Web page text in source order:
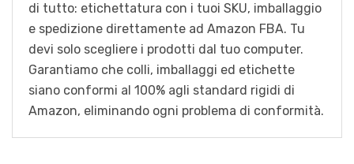
di tutto: etichettatura con i tuoi SKU, imballaggio
e spedizione direttamente ad Amazon FBA. Tu
devi solo scegliere i prodotti dal tuo computer.
Garantiamo che colli, imballaggi ed etichette
siano conformi al 100% agli standard rigidi di
Amazon, eliminando ogni problema di conformità.